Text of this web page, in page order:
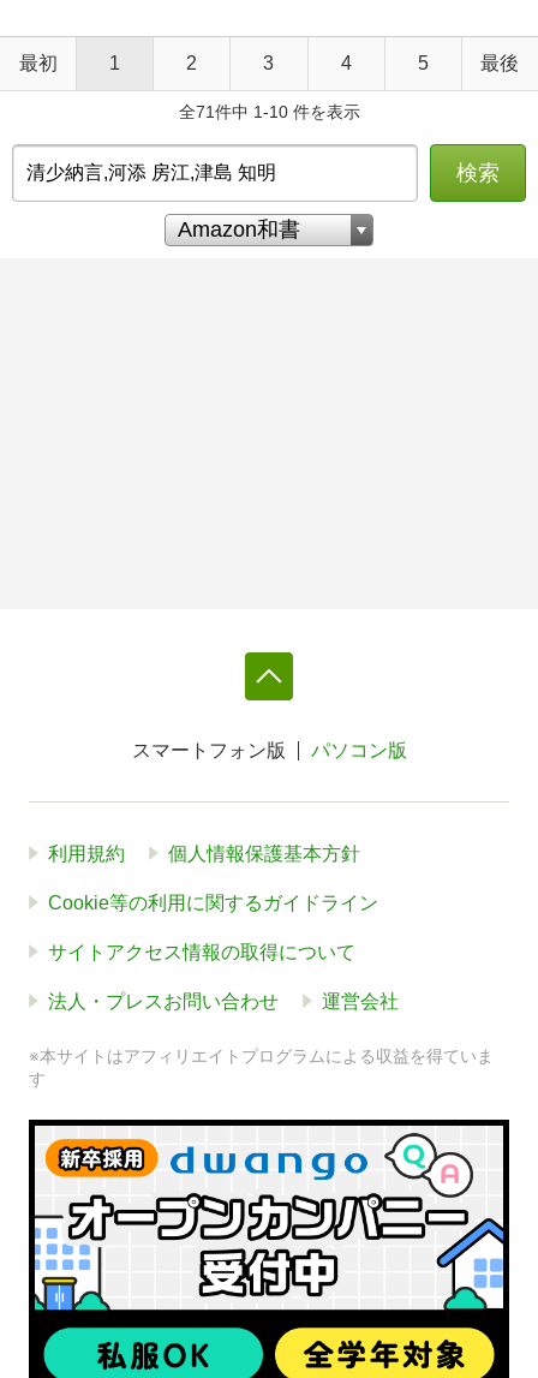
最初 1 2 3 4 5 最後
全71件中 1-10 件を表示
検索
スマートフォン版 パソコン版
利用規約 個人情報保護基本方針
Cookie等の利用に関するガイドライン
サイトアクセス情報の取得について
法人・プレスお問い合わせ 運営会社
※本サイトはアフィリエイトプログラムによる収益を得ていま
す